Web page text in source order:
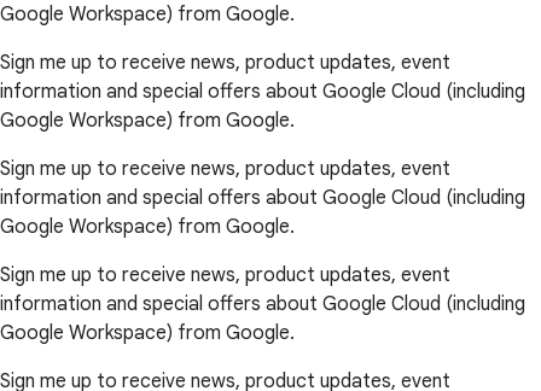
Google Workspace) from Google.
Sign me up to receive news, product updates, event
information and special offers about Google Cloud (including
Google Workspace) from Google.
Sign me up to receive news, product updates, event
information and special offers about Google Cloud (including
Google Workspace) from Google.
Sign me up to receive news, product updates, event
information and special offers about Google Cloud (including
Google Workspace) from Google.
Sign me up to receive news, product updates, event